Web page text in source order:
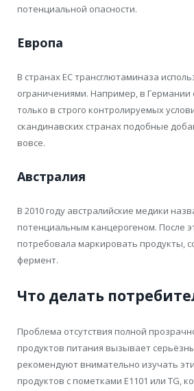
потенциальной опасности.
Европа
В странах ЕС трансглютаминаза
ограничениями. Например, в
только в строго контролируемых
скандинавских странах подобные
вовсе.
Австралия
В 2010 году австралийские медики
потенциальным канцерогеном. После
потребовала маркировать продукты,
фермент.
Что делать
Проблема отсутствия полной
продуктов питания вызывает
рекомендуют внимательно изучать
продуктов с пометками E1101 или TG,